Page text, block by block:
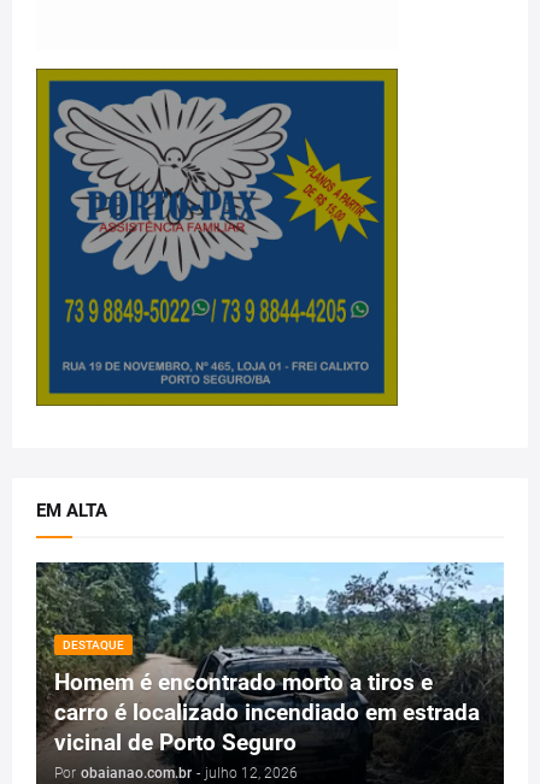
EM ALTA
DESTAQUE
Homem é encontrado morto a tiros e
carro é localizado incendiado em estrada
vicinal de Porto Seguro
Por obaianao.com.br - julho 12, 2026